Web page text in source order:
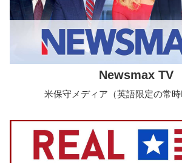
Newsmax TV
米保守メディア（英語限定の常時